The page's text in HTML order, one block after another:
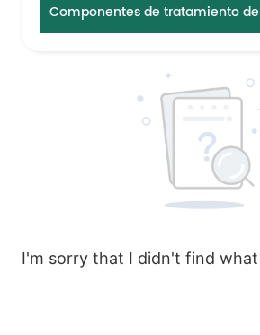
Componentes de tratamiento
I'm sorry that I didn't find what